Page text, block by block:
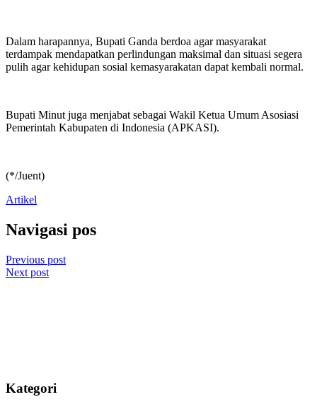
Dalam harapannya, Bupati Ganda berdoa agar masyarakat
terdampak mendapatkan perlindungan maksimal dan situasi segera
pulih agar kehidupan sosial kemasyarakatan dapat kembali normal.
Bupati Minut juga menjabat sebagai Wakil Ketua Umum Asosiasi
Pemerintah Kabupaten di Indonesia (APKASI).
(*/Juent)
Artikel
Navigasi pos
Previous post
Next post
Kategori